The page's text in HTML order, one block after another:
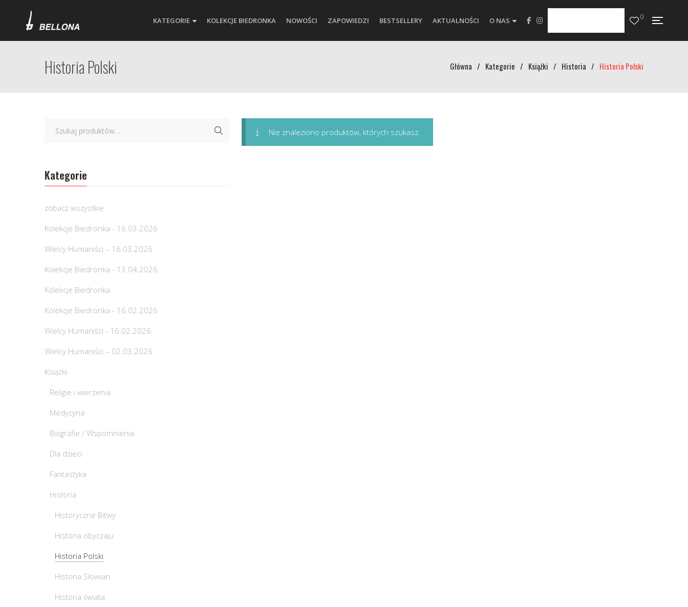
KATEGORIE KOLEKCJE BIEDRONKA NOWOŚCI ZAPOWIEDZI BESTSELLERY AKTUALNOŚCI O NAS 0
Historia Polski Główna / Kategorie / Książki / Historia / Historia Polski
Nie znaleziono produktów, których szukasz.
Kategorie
zobacz wszystkie
Kolekcje Biedronka - 16.03.2026
Wielcy Humaniści – 16.03.2026
Kolekcje Biedronka - 13.04.2026
Kolekcje Biedronka
Kolekcje Biedronka - 16.02.2026
Wielcy Humaniści - 16.02.2026
Wielcy Humaniści – 02.03.2026
Książki
Religie i wierzenia
Medycyna
Biografie / Wspomnienia
Dla dzieci
Fantastyka
Historia
Historyczne Bitwy
Historia obyczaju
Historia Polski
Historia Słowian
Historia świata